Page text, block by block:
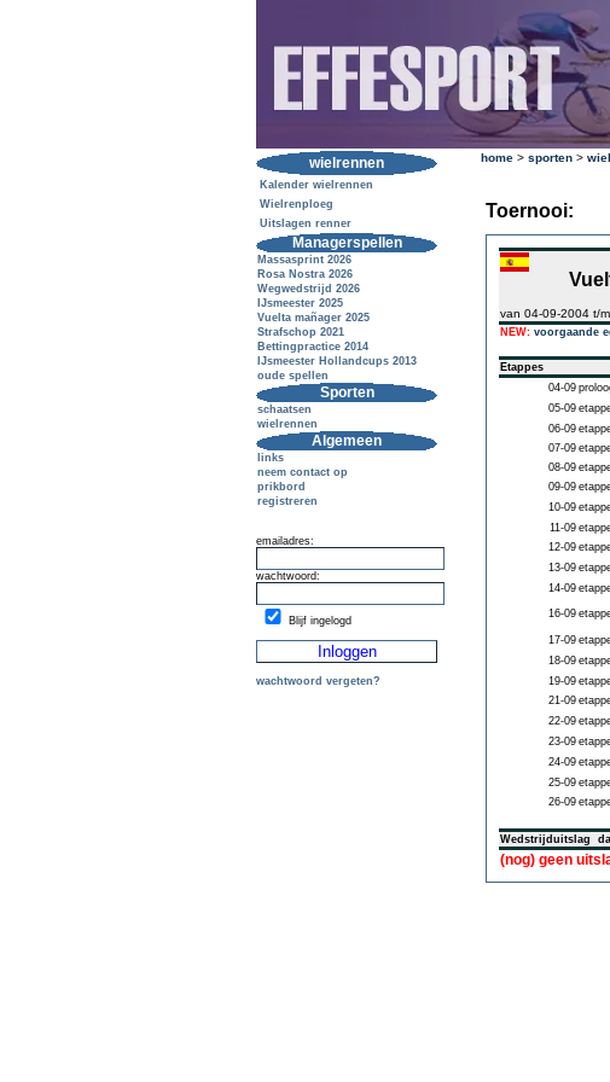
wielrennen
Kalender wielrennen
Wielrenploeg
Uitslagen renner
Managerspellen
Massasprint 2026
Rosa Nostra 2026
Wegwedstrijd 2026
IJsmeester 2025
Vuelta mañager 2025
Strafschop 2021
Bettingpractice 2014
IJsmeester Hollandcups 2013
oude spellen
Sporten
schaatsen
wielrennen
Algemeen
links
neem contact op
prikbord
registreren
emailadres:
wachtwoord:
Blijf ingelogd
wachtwoord vergeten?
home > sporten >
Toernooi:
van 04-09-2004 t/
NEW: voorgaande
Etappes
04-09
05-09
06-09
07-09
08-09
09-09
10-09
11-09
12-09
13-09
14-09
16-09
17-09
18-09
19-09
21-09
22-09
23-09
24-09
25-09
26-09
Wedstrijduitslag
(nog) geen